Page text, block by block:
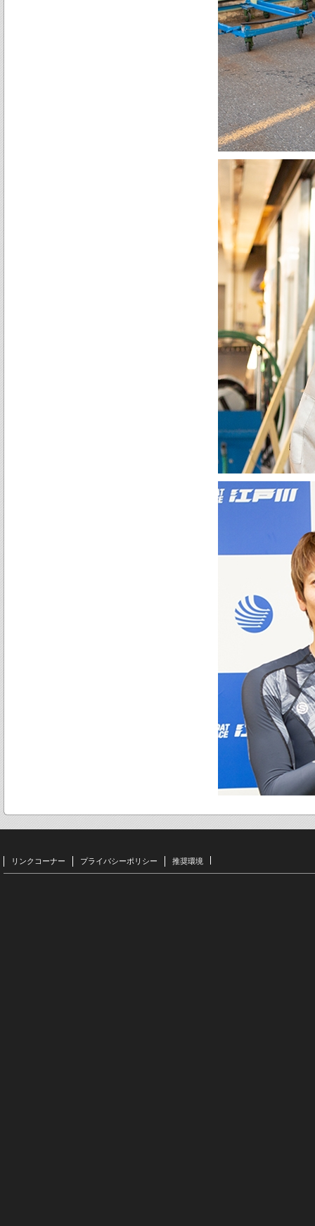
リンクコーナー プライバシーポリシー 推奨環境